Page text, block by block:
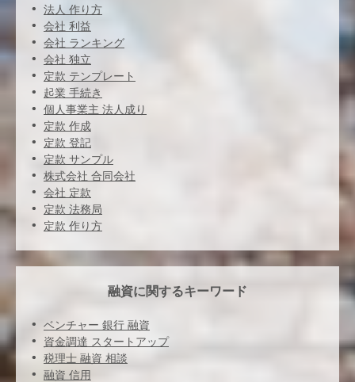
法人 作り方
会社 利益
会社 ランキング
会社 独立
定款 テンプレート
起業 手続き
個人事業主 法人成り
定款 作成
定款 登記
定款 サンプル
株式会社 合同会社
会社 定款
定款 法務局
定款 作り方
融資に関するキーワード
ベンチャー 銀行 融資
資金調達 スタートアップ
税理士 融資 相談
融資 信用